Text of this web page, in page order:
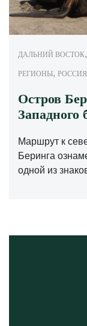
ДАЛЬНИЙ ВОСТОК,
РЕГИОНЫ, РОССИЯ
Остров
Западного
Маршрут к
Беринга
одной из